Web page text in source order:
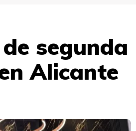
segunda
Alicante